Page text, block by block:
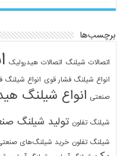
برچسب‌ها
اتصالات شیلنگ اتصالات هیدرولیک
انواع شیلنگ فشار قوی انواع شیلنگ
صنعتی انواع شیلنگ
شیلنگ تفلون تولید شیلنگ
شیلنگ تفلون خرید شیلنگ‌های